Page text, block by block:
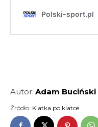
Autor: Adam Buciński
Źródło: Klatka po klatce